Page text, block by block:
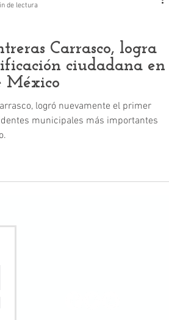
Carrasco, logra
ciudadana en
México
logró nuevamente el primer
municipales más importantes
de lectura